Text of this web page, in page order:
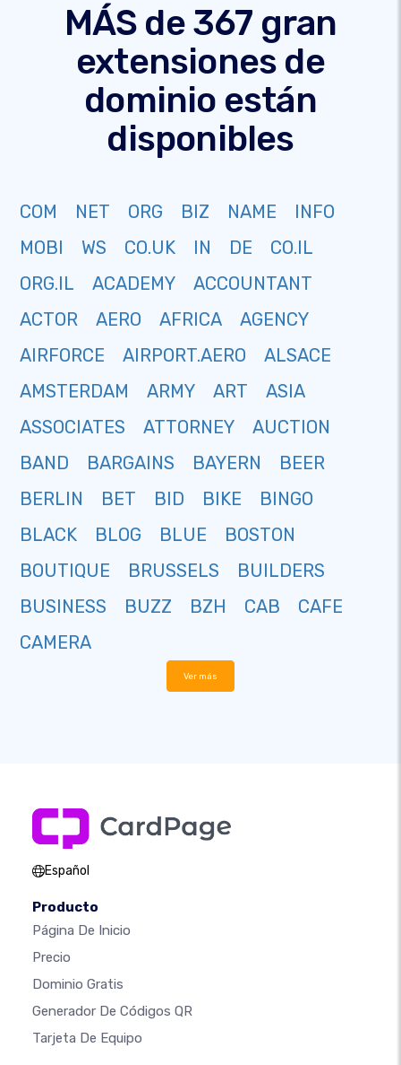
MÁS de 367 gran
extensiones de
dominio están
disponibles
COM NET ORG BIZ NAME
INFO
MOBI
WS CO.UK IN DE
CO.IL
ORG.IL
ACADEMY
ACCOUNTANT
ACTOR
AERO AFRICA
AGENCY
AIRFORCE
AIRPORT.AERO
ALSACE
AMSTERDAM
ARMY ART
ASIA
ASSOCIATES
ATTORNEY
AUCTION
BAND
BARGAINS BAYERN
BEER
BERLIN
BET BID BIKE
BINGO
BLACK
BLOG BLUE
BOSTON
BOUTIQUE
BRUSSELS
BUILDERS
BUSINESS
BUZZ BZH CAB
CAFE
CAMERA
Ver más
Español
Producto
Página De Inicio
Precio
Dominio Gratis
Generador De Códigos QR
Tarjeta De Equipo